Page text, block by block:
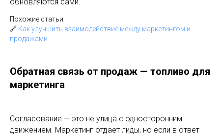
обновляются сами.
Похожие статьи:
🔗 Как улучшить взаимодействие между маркетингом и
продажами
Обратная связь от продаж — топливо для
маркетинга
Согласование — это не улица с односторонним
движением. Маркетинг отдаёт лиды, но если в ответ